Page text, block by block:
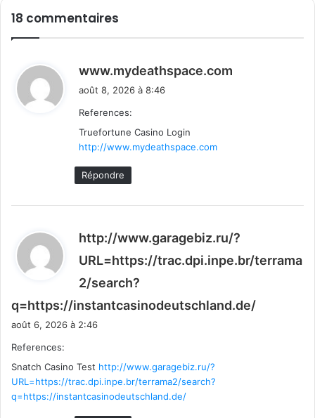
18 commentaires
www.mydeathspace.com
août 8, 2026 à 8:46
References:
Truefortune Casino Login
http://www.mydeathspace.com
Répondre
http://www.garagebiz.ru/?
URL=https://trac.dpi.inpe.br/terrama
2/search?
q=https://instantcasinodeutschland.de/
août 6, 2026 à 2:46
References:
Snatch Casino Test http://www.garagebiz.ru/?
URL=https://trac.dpi.inpe.br/terrama2/search?
q=https://instantcasinodeutschland.de/